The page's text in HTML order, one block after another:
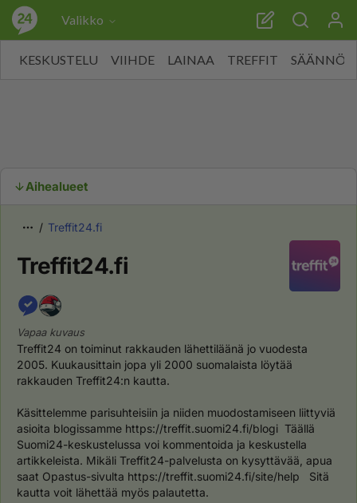
Valikko
KESKUSTELU VIIHDE LAINAA TREFFIT SÄÄNNÖT
Aihealueet
Treffit24.fi
Treffit24.fi
Vapaa kuvaus
Treffit24 on toiminut rakkauden lähettiläänä jo vuodesta
2005. Kuukausittain jopa yli 2000 suomalaista löytää
rakkauden Treffit24:n kautta.
Käsittelemme parisuhteisiin ja niiden muodostamiseen liittyviä
asioita blogissamme https://treffit.suomi24.fi/blogi  Täällä
Suomi24-keskustelussa voi kommentoida ja keskustella
artikkeleista. Mikäli Treffit24-palvelusta on kysyttävää, apua
saat Opastus-sivulta https://treffit.suomi24.fi/site/help   Sitä
kautta voit lähettää myös palautetta.